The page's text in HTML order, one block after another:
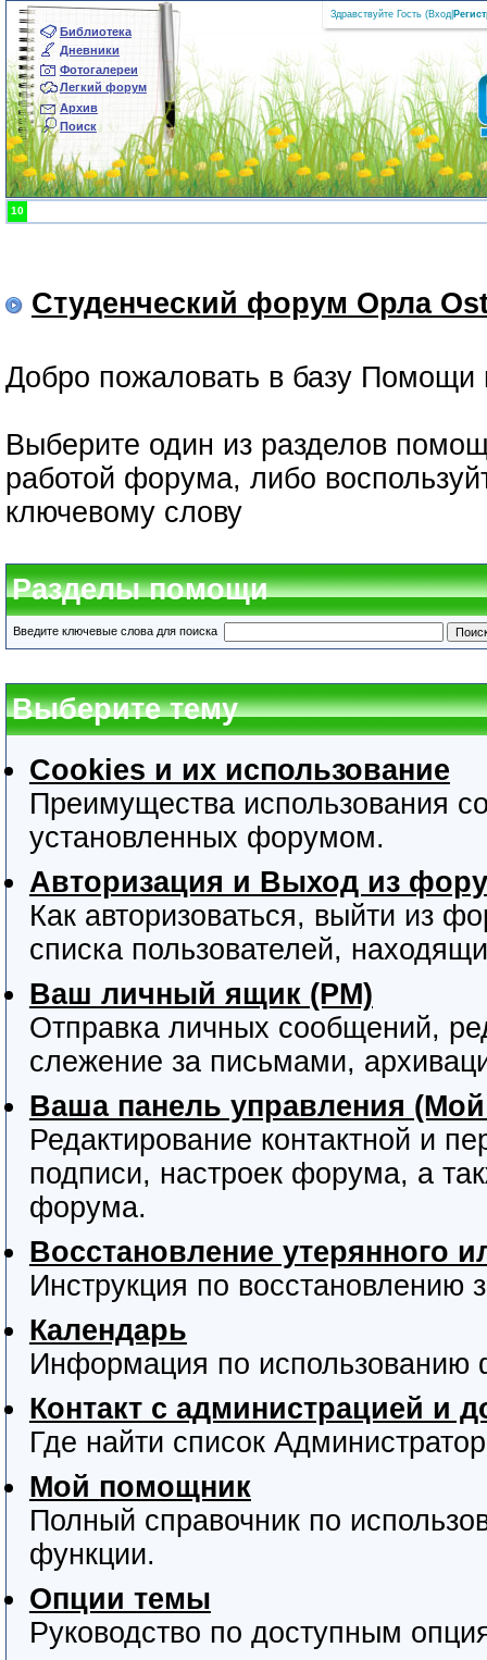
Библиотека
Дневники
Фотогалереи
Легкий форум
Архив
Поиск
Здравствуйте Гость (Вход
10
Студенческий форум Орла
Добро пожаловать в базу
Выберите один из разделов
работой форума, либо
ключевому слову
Разделы помощи
Введите ключевые слова для поиска
Выберите тему
Cookies и их использование
Преимущества использования
установленных форумом.
Авторизация и Выход из
Как авторизоваться, выйти из
списка пользователей,
Ваш личный ящик (PM)
Отправка личных сообщений,
слежение за письмами,
Ваша панель управления
Редактирование контактной и
подписи, настроек форума, а
форума.
Восстановление утерянного
Инструкция по восстановлению
Календарь
Информация по использованию
Контакт с администрацией и
Где найти список
Мой помощник
Полный справочник по
функции.
Опции темы
Руководство по доступным